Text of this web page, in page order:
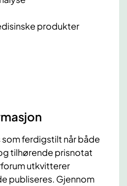
produkter
ferdigstilt når både
tilhørende prisnotat
utkvitterer
publiseres. Gjennom